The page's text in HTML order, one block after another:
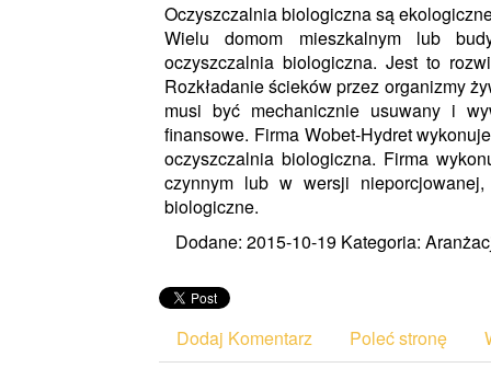
Oczyszczalnia biologiczna są
Wielu domom mieszkalnym lub
oczyszczalnia biologiczna. Jest to
Rozkładanie ścieków przez organizmy
musi być mechanicznie usuwany i
finansowe. Firma Wobet-Hydret
oczyszczalnia biologiczna. Firma
czynnym lub w wersji
biologiczne.
Dodane: 2015-10-19 Kategoria:
Dodaj Komentarz Poleć stronę